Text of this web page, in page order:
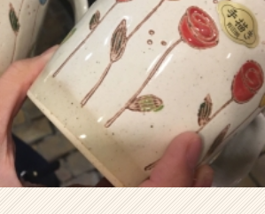
ラ
イ
ン】
ベ
ン
ャ
ー・
成